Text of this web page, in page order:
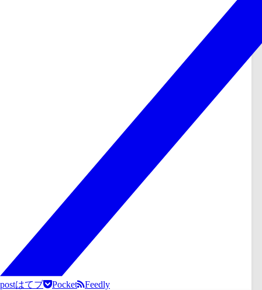
postはてブ Pocket
Feedly